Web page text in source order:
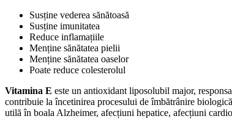
Susține vederea sănătoasă
Susține imunitatea
Reduce inflamațiile
Menține sănătatea pielii
Menține sănătatea oaselor
Poate reduce colesterolul
Vitamina E este un antioxidant liposolubil major,
contribuie la încetinirea procesului de îmbătrânire
utilă în boala Alzheimer, afecțiuni hepatice, afecțiuni